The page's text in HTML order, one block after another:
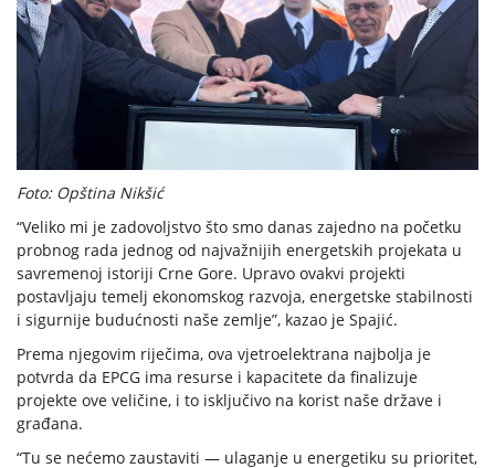
Foto: Opština Nikšić
“Veliko mi je zadovoljstvo što smo danas zajedno na početku
probnog rada jednog od najvažnijih energetskih projekata u
savremenoj istoriji Crne Gore. Upravo ovakvi projekti
postavljaju temelj ekonomskog razvoja, energetske stabilnosti
i sigurnije budućnosti naše zemlje”, kazao je Spajić.
Prema njegovim riječima, ova vjetroelektrana najbolja je
potvrda da EPCG ima resurse i kapacitete da finalizuje
projekte ove veličine, i to isključivo na korist naše države i
građana.
“Tu se nećemo zaustaviti — ulaganje u energetiku su prioritet,